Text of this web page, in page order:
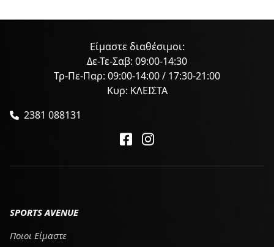
Είμαστε διαθέσιμοι:
Δε-Τε-Σαβ: 09:00-14:30
Τρ-Πε-Παρ: 09:00-14:00 / 17:30-21:00
Κυρ: ΚΛΕΙΣΤΑ
2381 088131
SPORTS AVENUE
Ποιοι Είμαστε